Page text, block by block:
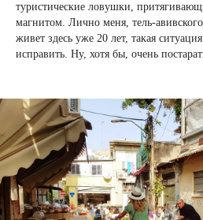
туристические ловушки,
магнитом. Лично меня, тель-
живет здесь уже 20 лет, такая
исправить. Ну, хотя бы, очень